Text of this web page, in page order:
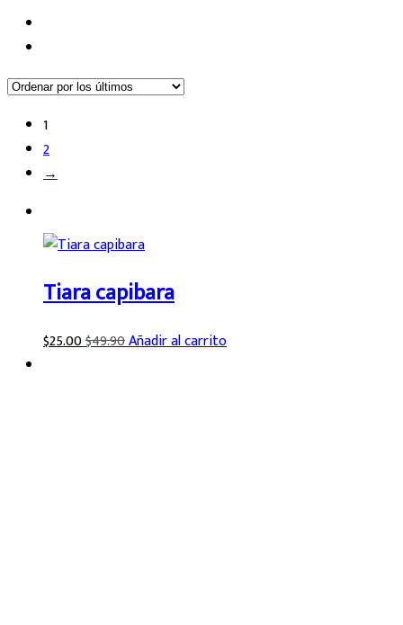
1
2
→
Tiara capibara
$25.00$49.90Añadir al carrito